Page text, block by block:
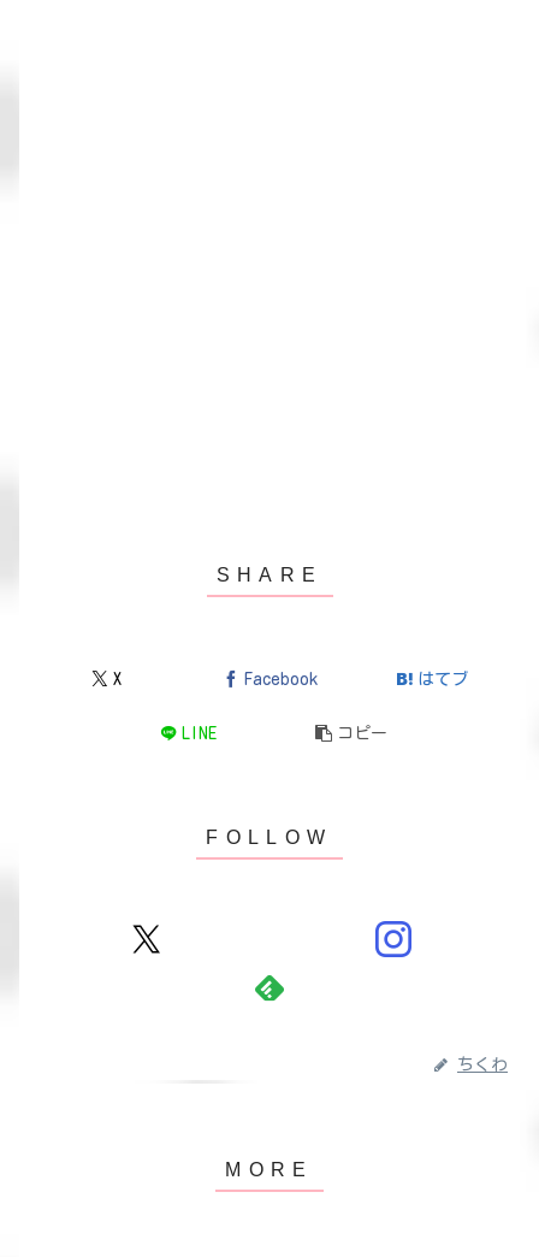
X Facebook はてブ
LINE コピー
ちくわ